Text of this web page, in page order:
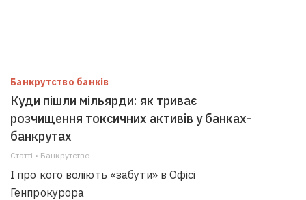
Банкрутство банків
Куди пішли мільярди: як триває
розчищення токсичних активів у банках-
банкрутах
Статті • Банкрутство
І про кого воліють «забути» в Офісі
Генпрокурора